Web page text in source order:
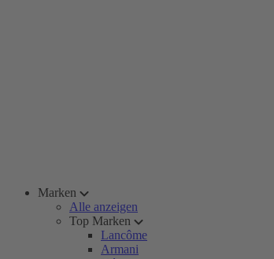
Marken
Alle anzeigen
Top Marken
Lancôme
Armani